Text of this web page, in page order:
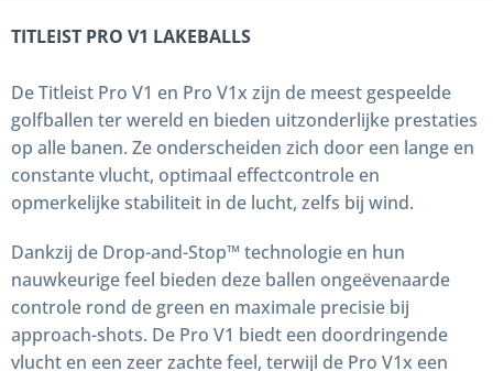
TITLEIST PRO V1 LAKEBALLS
De Titleist Pro V1 en Pro V1x zijn de meest gespeelde
golfballen ter wereld en bieden uitzonderlijke prestaties
op alle banen. Ze onderscheiden zich door een lange en
constante vlucht, optimaal effectcontrole en
opmerkelijke stabiliteit in de lucht, zelfs bij wind.
Dankzij de Drop-and-Stop™ technologie en hun
nauwkeurige feel bieden deze ballen ongeëvenaarde
controle rond de green en maximale precisie bij
approach-shots. De Pro V1 biedt een doordringende
vlucht en een zeer zachte feel, terwijl de Pro V1x een